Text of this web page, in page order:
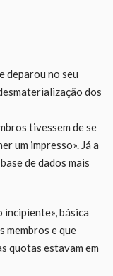
deparou no seu
dos
tivessem de se
um impresso». Já a
de dados mais
incipiente», básica
membros e que
quotas estavam em